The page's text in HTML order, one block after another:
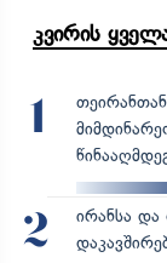
კვირის
1
2
ირანსა და